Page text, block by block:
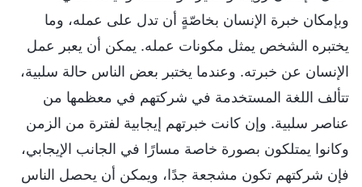
وبإمكان خبرة الإنسان بخاصّةٍ أن تدل على عمله، وما
يختبره الشخص يمثل مكونات عمله. يمكن أن يعبر عمل
الإنسان عن خبرته. وعندما يختبر بعض الناس حالة سلبية،
تتألف اللغة المستخدمة في شركتهم في معظمها من
عناصر سلبية. وإن كانت خبرتهم إيجابية لفترة من الزمن
وكانوا يمتلكون بصورة خاصة مسارًا في الجانب الإيجابي،
فإن شركتهم تكون مشجعة جدًا، ويمكن أن يحصل الناس